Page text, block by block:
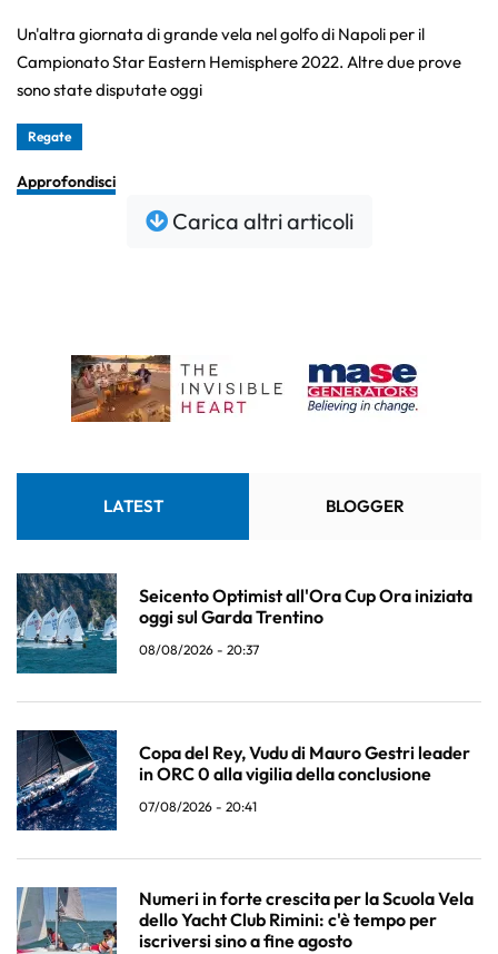
Un'altra giornata di grande vela nel golfo di Napoli per il
Campionato Star Eastern Hemisphere 2022. Altre due prove
sono state disputate oggi
Regate
Approfondisci
Carica altri articoli
LATEST BLOGGER
Seicento Optimist all'Ora Cup Ora iniziata
oggi sul Garda Trentino
08/08/2026 - 20:37
Copa del Rey, Vudu di Mauro Gestri leader
in ORC 0 alla vigilia della conclusione
07/08/2026 - 20:41
Numeri in forte crescita per la Scuola Vela
dello Yacht Club Rimini: c'è tempo per
iscriversi sino a fine agosto